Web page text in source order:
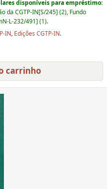
disponíveis para empréstimo:
da CGTP-IN[S/245] (2), Fundo
L-232/491] (1).
IN, Edições CGTP-IN.
carrinho